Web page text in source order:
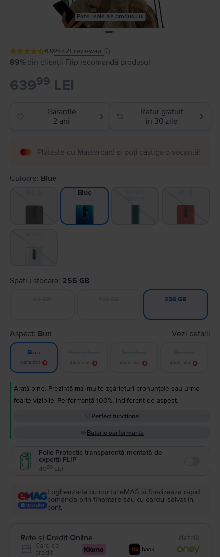
Poze reale ale produsului
4.924421 review-uri
89% din clienții Flip recomandă produsul
63999 LEI
Garantie
2 ani
❯
Retur gratuit
in 30 zile
❯
Plătește cu Mastercard și poți câștiga o vacanță!
Culoare: Blue
Blue
Spatiu stocare: 256 GB
256 GB
Aspect: Bun Vezi detalii
Bun
Alertă stoc Alertă stoc Alertă stoc Alertă stoc
Arată bine. Prezintă mai multe zgârieturi pronunțate sau urme
foarte vizibile. Performanță 100%, indiferent de aspect.
Perfect funcțional
Baterie performanta
Folie Protecție transparentă montată de
experții FLIP
4999 LEI
Logheaza-te cu contul eMAG si finalizeaza rapid
comanda prin finantare sau cu cardul salvat in
cont.
Rate și Credit Online detalii
Card de
credit